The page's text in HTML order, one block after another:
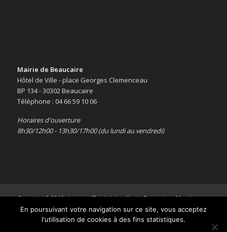
Mairie de Beaucaire
Hôtel de Ville - place Georges Clemenceau
BP 134 - 30302 Beaucaire
Téléphone : 04 66 59 10 06
Horaires d'ouverture
8h30/12h00 - 13h30/17h00 (du lundi au vendredi)
Copyright © 2016 -Le site officiel de la ville de Beaucaire-Mentions
légales
En poursuivant votre navigation sur ce site, vous acceptez
l'utilisation de cookies à des fins statistiques.